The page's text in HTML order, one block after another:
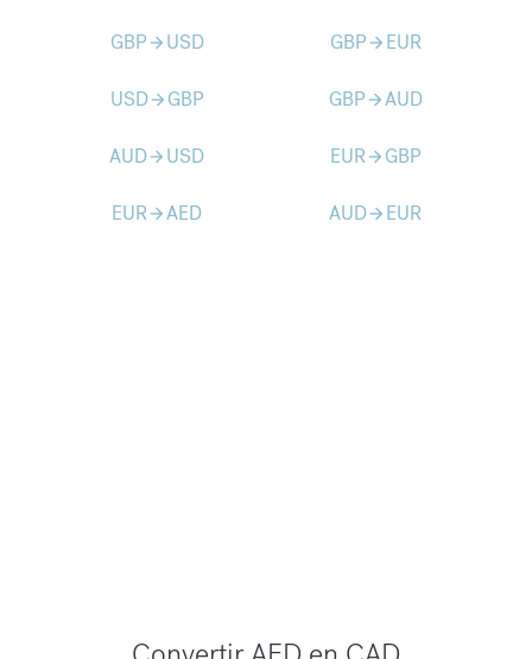
GBParrow_forward USD GBParrow_forward EUR
USDarrow_forward GBP GBParrow_forwardAUD
AUDarrow_forward USD EURarrow_forward GBP
EURarrow_forwardAED AUDarrow_forward EUR